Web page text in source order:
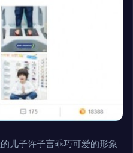
儿子许子言乖巧可爱的形象